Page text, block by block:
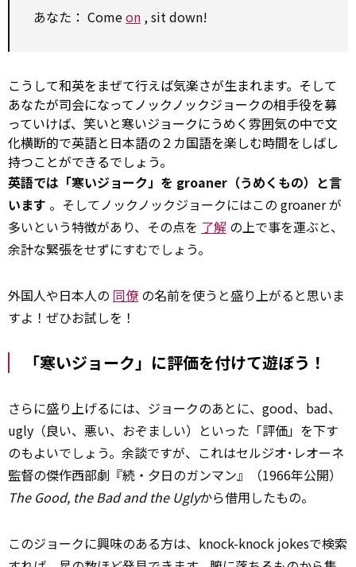
あなた： Comeon , sit down!
こうして和英をまぜて行えば気楽さが生まれます。そして
あなたが司会になってノックノックジョークの相手役を募
っていけば、笑いと寒いジョークにうめく雰囲気の中で文
化横断的で英語と日本語の２カ国語を楽しむ時間をしばし
持つことができるでしょう。
英語では「寒いジョーク」を groaner（うめくもの）と言
います 。そしてノックノックジョークにはこの groaner が
多いという特徴があり、その点を 了解 の上で事を運ぶと、
余計な緊張をせずにすむでしょう。
外国人や日本人の 同僚 の名前を使うと盛り上がると思いま
すよ！ぜひお試しを！
「寒いジョーク」に評価を付けて遊ぼう！
さらに盛り上げるには、ジョークのあとに、good、bad、
ugly（良い、悪い、おぞましい）といった「評価」を下す
のもよいでしょう。余談ですが、これはセルジオ･レオーネ
監督の傑作西部劇『続・夕日のガンマン』（1966年公開）
The Good, the Bad and the Uglyから借用したもの。
このジョークに興味のある方は、knock-knock jokesで検索